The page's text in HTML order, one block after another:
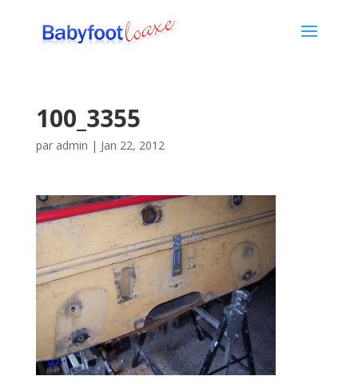
100_3355
par admin | Jan 22, 2012